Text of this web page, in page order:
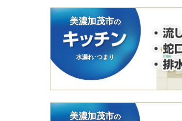
美濃加茂市の
水漏れ･つまり
美濃加茂市の